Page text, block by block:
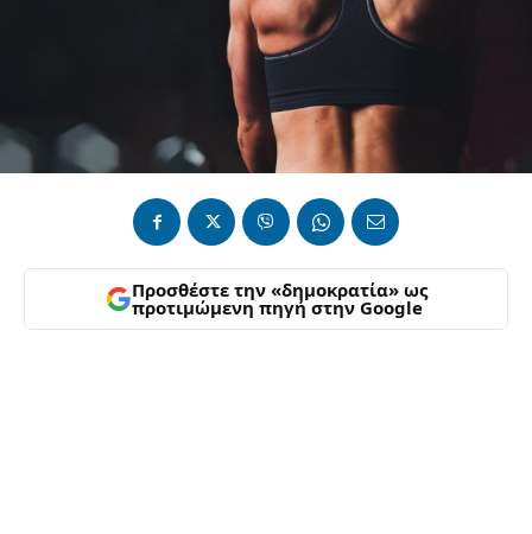
Προσθέστε την «δημοκρατία» ως
προτιμώμενη πηγή στην Google